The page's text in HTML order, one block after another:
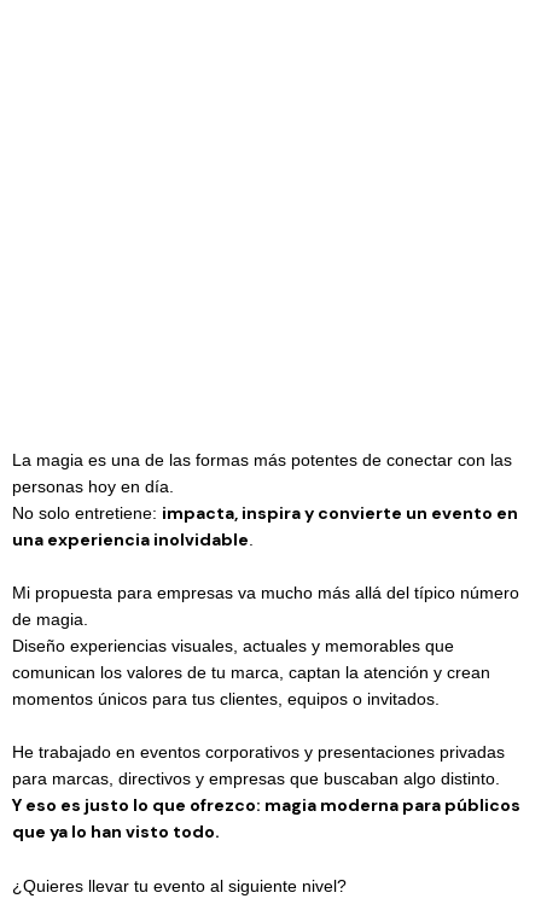
La magia es una de las formas más potentes de conectar con las
personas hoy en día.
No solo entretiene: impacta, inspira y convierte un evento en
una experiencia inolvidable
Mi propuesta para empresas va mucho más allá del típico número
de magia.
Diseño experiencias visuales, actuales y memorables que
comunican los valores de tu marca, captan la atención y crean
momentos únicos para tus clientes, equipos o invitados.
He trabajado en eventos corporativos y presentaciones privadas
para marcas, directivos y empresas que buscaban algo distinto.
Y eso es justo lo que ofrezco: magia moderna para públicos
que ya lo han visto todo.
¿Quieres llevar tu evento al siguiente nivel?